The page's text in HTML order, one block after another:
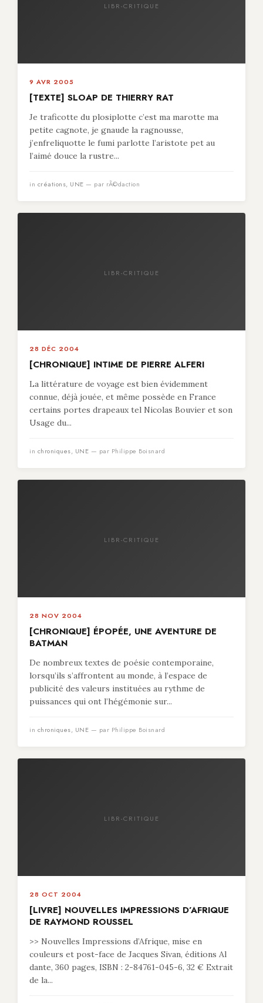
LIBR-CRITIQUE
9 AVR 2005
[TEXTE] SLOAP DE THIERRY RAT
Je traficotte du plosiplotte c’est ma marotte ma
petite cagnote, je gnaude la ragnousse,
j’enfreliquotte le fumi parlotte l’aristote pet au
l’aimé douce la rustre...
in créations, UNE — par rÃ©daction
LIBR-CRITIQUE
28 DÉC 2004
[CHRONIQUE] INTIME DE PIERRE ALFERI
La littérature de voyage est bien évidemment
connue, déjà jouée, et même possède en France
certains portes drapeaux tel Nicolas Bouvier et son
Usage du...
in chroniques, UNE — par Philippe Boisnard
LIBR-CRITIQUE
28 NOV 2004
[CHRONIQUE] ÉPOPÉE, UNE AVENTURE DE
BATMAN
De nombreux textes de poésie contemporaine,
lorsqu’ils s’affrontent au monde, à l’espace de
publicité des valeurs instituées au rythme de
puissances qui ont l’hégémonie sur...
in chroniques, UNE — par Philippe Boisnard
LIBR-CRITIQUE
28 OCT 2004
[LIVRE] NOUVELLES IMPRESSIONS D’AFRIQUE
DE RAYMOND ROUSSEL
>> Nouvelles Impressions d’Afrique, mise en
couleurs et post-face de Jacques Sivan, éditions Al
dante, 360 pages, ISBN : 2-84761-045-6, 32 € Extrait
de la...